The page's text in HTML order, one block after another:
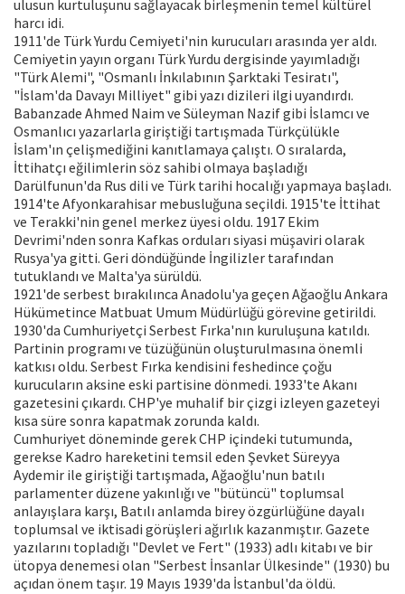
ulusun kurtuluşunu sağlayacak birleşmenin temel kültürel
harcı idi.
1911'de Türk Yurdu Cemiyeti'nin kurucuları arasında yer aldı.
Cemiyetin yayın organı Türk Yurdu dergisinde yayımladığı
"Türk Alemi", "Osmanlı İnkılabının Şarktaki Tesiratı",
"İslam'da Davayı Milliyet" gibi yazı dizileri ilgi uyandırdı.
Babanzade Ahmed Naim ve Süleyman Nazif gibi İslamcı ve
Osmanlıcı yazarlarla giriştiği tartışmada Türkçülükle
İslam'ın çelişmediğini kanıtlamaya çalıştı. O sıralarda,
İttihatçı eğilimlerin söz sahibi olmaya başladığı
Darülfunun'da Rus dili ve Türk tarihi hocalığı yapmaya başladı.
1914'te Afyonkarahisar mebusluğuna seçildi. 1915'te İttihat
ve Terakki'nin genel merkez üyesi oldu. 1917 Ekim
Devrimi'nden sonra Kafkas orduları siyasi müşaviri olarak
Rusya'ya gitti. Geri döndüğünde İngilizler tarafından
tutuklandı ve Malta'ya sürüldü.
1921'de serbest bırakılınca Anadolu'ya geçen Ağaoğlu Ankara
Hükümetince Matbuat Umum Müdürlüğü görevine getirildi.
1930'da Cumhuriyetçi Serbest Fırka'nın kuruluşuna katıldı.
Partinin programı ve tüzüğünün oluşturulmasına önemli
katkısı oldu. Serbest Fırka kendisini feshedince çoğu
kurucuların aksine eski partisine dönmedi. 1933'te Akanı
gazetesini çıkardı. CHP'ye muhalif bir çizgi izleyen gazeteyi
kısa süre sonra kapatmak zorunda kaldı.
Cumhuriyet döneminde gerek CHP içindeki tutumunda,
gerekse Kadro hareketini temsil eden Şevket Süreyya
Aydemir ile giriştiği tartışmada, Ağaoğlu'nun batılı
parlamenter düzene yakınlığı ve "bütüncü" toplumsal
anlayışlara karşı, Batılı anlamda birey özgürlüğüne dayalı
toplumsal ve iktisadi görüşleri ağırlık kazanmıştır. Gazete
yazılarını topladığı "Devlet ve Fert" (1933) adlı kitabı ve bir
ütopya denemesi olan "Serbest İnsanlar Ülkesinde" (1930) bu
açıdan önem taşır. 19 Mayıs 1939'da İstanbul'da öldü.